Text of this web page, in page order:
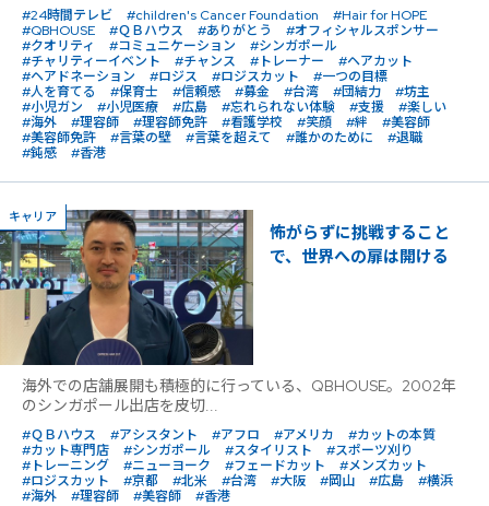
#24時間テレビ #children's Cancer Foundation
#Hair for HOPE
#QBHOUSE
#ＱＢハウス #ありがとう
#オフィシャルスポンサー
#クオリティ
#コミュニケーション
#シンガポール
#チャリティーイベント
#チャンス #トレーナー
#ヘアカット
#ヘアドネーション
#ロジス #ロジスカット
#一つの目標
#人を育てる
#保育士 #信頼感 #募金 #台湾 #団結力
#坊主
#小児ガン
#小児医療 #広島 #忘れられない体験 #支援
#楽しい
#海外
#理容師 #理容師免許 #看護学校 #笑顔 #絆
#美容師
#美容師免許
#言葉の壁 #言葉を超えて #誰かのために
#退職
#鈍感
#香港
キャリア
怖がらずに挑戦すること
で、世界への扉は開ける
海外での店舗展開も積極的に行っている、QBHOUSE。2002年
のシンガポール出店を皮切...
#ＱＢハウス #アシスタント #アフロ #アメリカ
#カットの本質
#カット専門店
#シンガポール #スタイリスト
#スポーツ刈り
#トレーニング
#ニューヨーク #フェードカット
#メンズカット
#ロジスカット
#京都 #北米 #台湾 #大阪 #岡山 #広島
#横浜
#海外
#理容師 #美容師 #香港